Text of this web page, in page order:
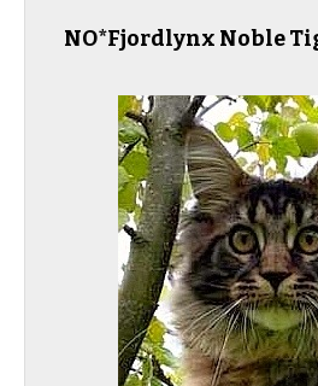
NO*Fjordlynx Noble